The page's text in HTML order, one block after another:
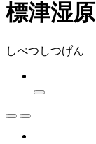
標津湿原
しべつしつげん